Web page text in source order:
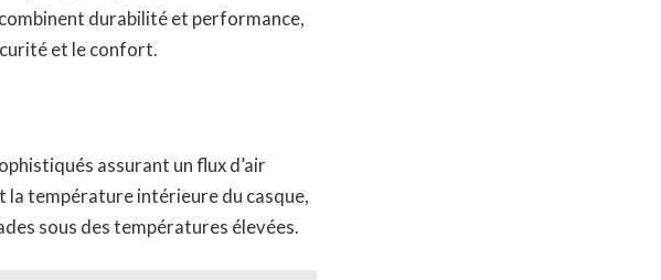
durabilité et performance,
et le confort.
assurant un flux d’air
température intérieure du casque,
sous des températures élevées.